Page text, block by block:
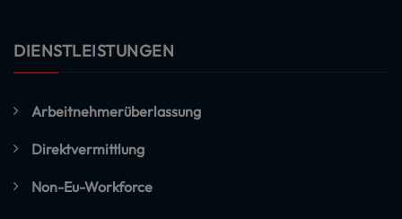
DIENSTLEISTUNGEN
Arbeitnehmerüberlassung
Direktvermittlung
Non-Eu-Workforce